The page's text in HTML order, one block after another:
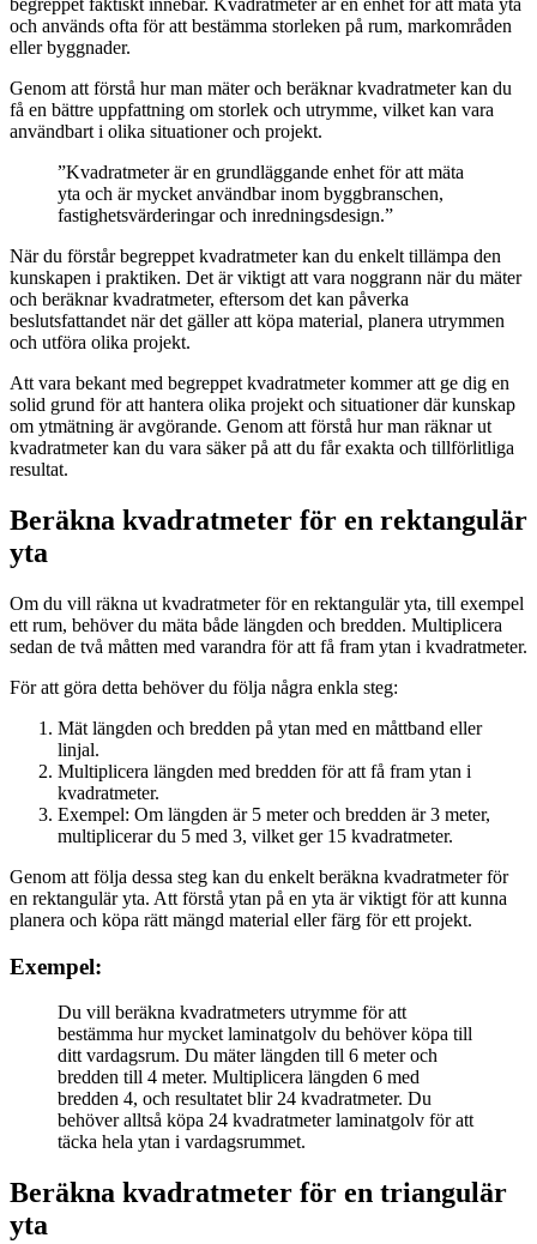
begreppet faktiskt innebär. Kvadratmeter är en enhet för att mäta yta
och används ofta för att bestämma storleken på rum, markområden
eller byggnader.
Genom att förstå hur man mäter och beräknar kvadratmeter kan du
få en bättre uppfattning om storlek och utrymme, vilket kan vara
användbart i olika situationer och projekt.
”Kvadratmeter är en grundläggande enhet för att mäta
yta och är mycket användbar inom byggbranschen,
fastighetsvärderingar och inredningsdesign.”
När du förstår begreppet kvadratmeter kan du enkelt tillämpa den
kunskapen i praktiken. Det är viktigt att vara noggrann när du mäter
och beräknar kvadratmeter, eftersom det kan påverka
beslutsfattandet när det gäller att köpa material, planera utrymmen
och utföra olika projekt.
Att vara bekant med begreppet kvadratmeter kommer att ge dig en
solid grund för att hantera olika projekt och situationer där kunskap
om ytmätning är avgörande. Genom att förstå hur man räknar ut
kvadratmeter kan du vara säker på att du får exakta och tillförlitliga
resultat.
Beräkna kvadratmeter för en rektangulär
yta
Om du vill räkna ut kvadratmeter för en rektangulär yta, till exempel
ett rum, behöver du mäta både längden och bredden. Multiplicera
sedan de två måtten med varandra för att få fram ytan i kvadratmeter.
För att göra detta behöver du följa några enkla steg:
Mät längden och bredden på ytan med en måttband eller
linjal.
Multiplicera längden med bredden för att få fram ytan i
kvadratmeter.
Exempel: Om längden är 5 meter och bredden är 3 meter,
multiplicerar du 5 med 3, vilket ger 15 kvadratmeter.
Genom att följa dessa steg kan du enkelt beräkna kvadratmeter för
en rektangulär yta. Att förstå ytan på en yta är viktigt för att kunna
planera och köpa rätt mängd material eller färg för ett projekt.
Exempel:
Du vill beräkna kvadratmeters utrymme för att
bestämma hur mycket laminatgolv du behöver köpa till
ditt vardagsrum. Du mäter längden till 6 meter och
bredden till 4 meter. Multiplicera längden 6 med
bredden 4, och resultatet blir 24 kvadratmeter. Du
behöver alltså köpa 24 kvadratmeter laminatgolv för att
täcka hela ytan i vardagsrummet.
Beräkna kvadratmeter för en triangulär
yta